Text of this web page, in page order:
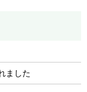
ました